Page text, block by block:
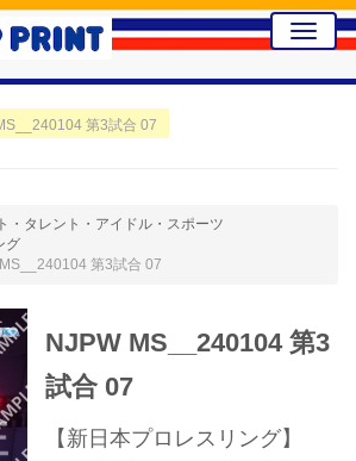
Toggle
第3試合 07
・タレント・アイドル・スポーツ
グ
第3試合 07
NJPW MS__240104 第3
試合 07
【新日本プロレスリング】